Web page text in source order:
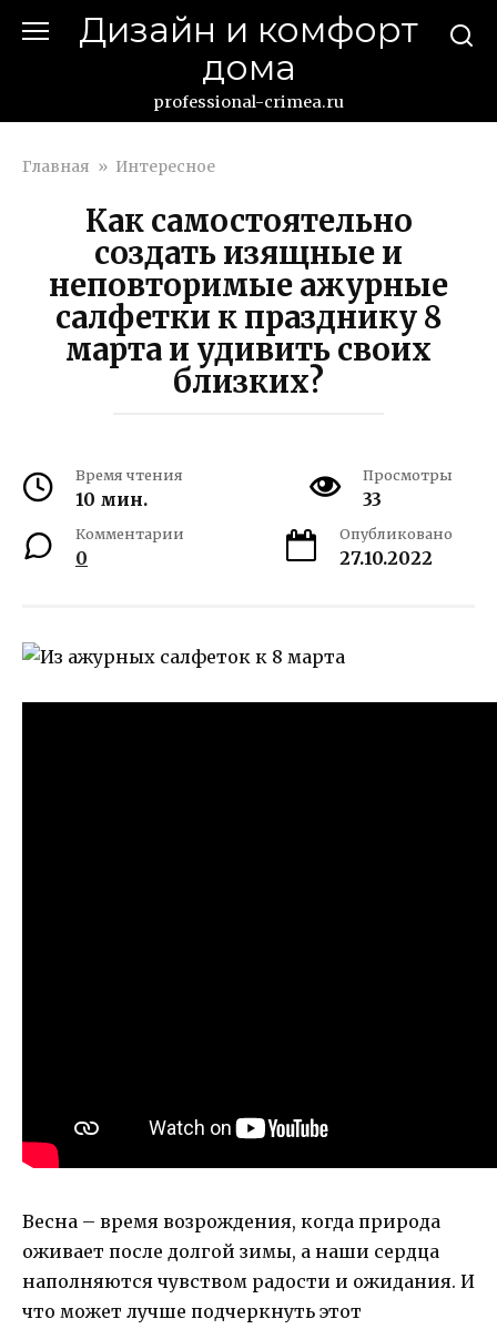
Дизайн и комфорт
дома
professional-crimea.ru
Главная » Интересное
Как самостоятельно
создать изящные и
неповторимые ажурные
салфетки к празднику 8
марта и удивить своих
близких?
Время чтения
10 мин.
Просмотры
33
Комментарии
0
Опубликовано
27.10.2022
Весна – время возрождения, когда природа
оживает после долгой зимы, а наши сердца
наполняются чувством радости и ожидания. И
что может лучше подчеркнуть этот